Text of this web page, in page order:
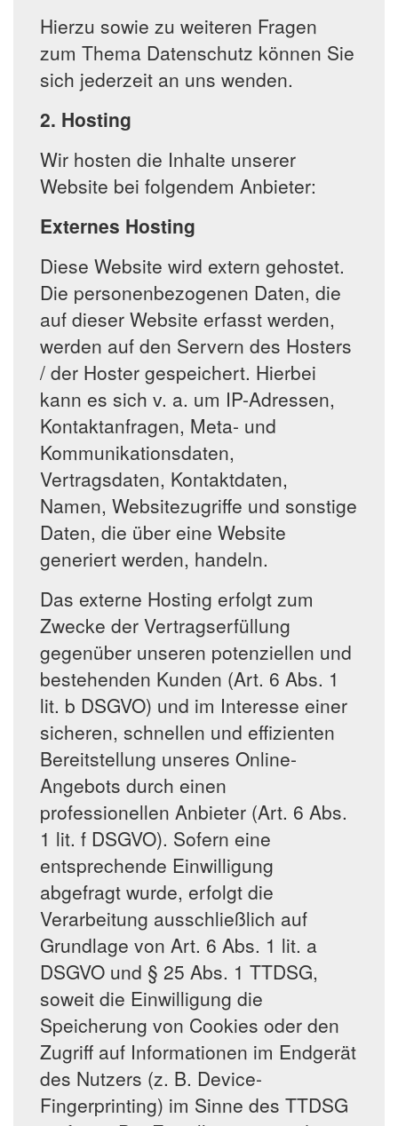
Hierzu sowie zu weiteren Fragen
zum Thema Datenschutz können Sie
sich jederzeit an uns wenden.
2. Hosting
Wir hosten die Inhalte unserer
Website bei folgendem Anbieter:
Externes Hosting
Diese Website wird extern gehostet.
Die personenbezogenen Daten, die
auf dieser Website erfasst werden,
werden auf den Servern des Hosters
/ der Hoster gespeichert. Hierbei
kann es sich v. a. um IP-Adressen,
Kontaktanfragen, Meta- und
Kommunikationsdaten,
Vertragsdaten, Kontaktdaten,
Namen, Websitezugriffe und sonstige
Daten, die über eine Website
generiert werden, handeln.
Das externe Hosting erfolgt zum
Zwecke der Vertragserfüllung
gegenüber unseren potenziellen und
bestehenden Kunden (Art. 6 Abs. 1
lit. b DSGVO) und im Interesse einer
sicheren, schnellen und effizienten
Bereitstellung unseres Online-
Angebots durch einen
professionellen Anbieter (Art. 6 Abs.
1 lit. f DSGVO). Sofern eine
entsprechende Einwilligung
abgefragt wurde, erfolgt die
Verarbeitung ausschließlich auf
Grundlage von Art. 6 Abs. 1 lit. a
DSGVO und § 25 Abs. 1 TTDSG,
soweit die Einwilligung die
Speicherung von Cookies oder den
Zugriff auf Informationen im Endgerät
des Nutzers (z. B. Device-
Fingerprinting) im Sinne des TTDSG